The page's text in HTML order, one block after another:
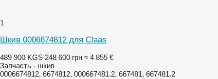
1
Шкив 0006674812 для Claas
489 900 KGS 248 600 грн ≈ 4 855 €
Запчасть - шкив
0006674812, 6674812, 000667481.2, 667481, 667481.2